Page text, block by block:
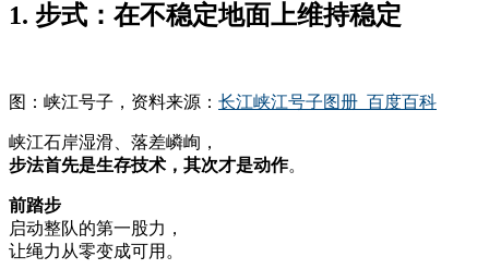
1. 步式：在不稳定地面上维持稳定
图：峡江号子，资料来源： 长江峡江号子图册_百度百科
峡江石岸湿滑、落差嶙峋，
步法首先是生存技术，其次才是动作。
前踏步
启动整队的第一股力，
让绳力从零变成可用。